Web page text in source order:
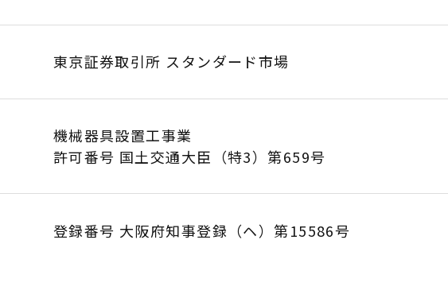
東京証券取引所 スタンダード市場
機械器具設置工事業
許可番号 国土交通大臣（特3）第659号
登録番号 大阪府知事登録（ヘ）第15586号